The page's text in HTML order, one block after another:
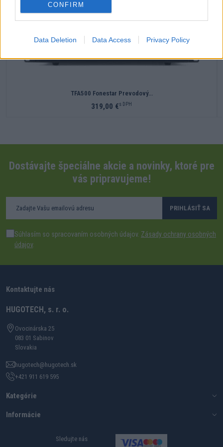
CONFIRM
Data Deletion Data Access Privacy Policy
TFA500 Fonestar Prevodový…
319,00 €s DPH
Dostávajte špeciálne akcie a novinky, ktoré pre
vás pripravujeme!
Súhlasím so spracovaním osobných údajov. Zásady ochrany osobných
údajov.
PRIHLÁSIŤ SA
Sledujte nás
Kontaktujte nás
HUGOTECH, s. r. o.
Ovocinárska 25
083 01 Sabinov
Slovakia
hugotech@hugotech.sk
+421 911 619 595
Kategórie
Informácie